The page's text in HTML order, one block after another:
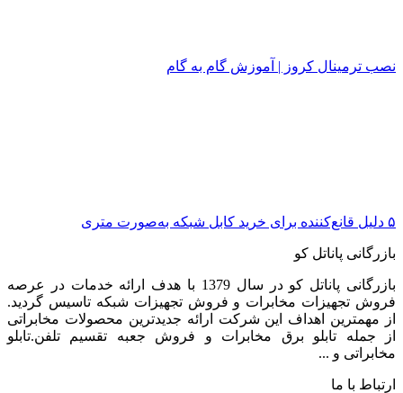
نصب ترمینال کروز | آموزش گام به گام
۵ دلیل قانع‌کننده برای خرید کابل شبکه به‌صورت متری
بازرگانی پاناتل کو
بازرگانی پاناتل کو در سال 1379 با هدف ارائه خدمات در عرصه
فروش تجهیزات مخابرات و فروش تجهیزات شبکه تاسیس گردید.
از مهمترین اهداف این شرکت ارائه جدیدترین محصولات مخابراتی
از جمله تابلو برق مخابرات و فروش جعبه تقسیم تلفن.تابلو
مخابراتی و ...
ارتباط با ما